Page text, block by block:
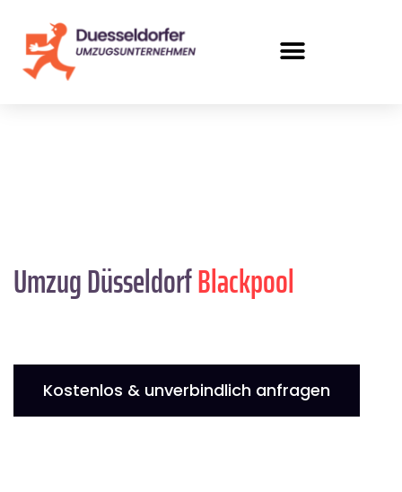
Umzug DüsseldorfBlackpool
Kostenlos & unverbindlich anfragen